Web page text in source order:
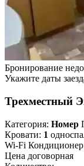
Бронирование
Укажите даты
Трехместный
Категория: Номер
Кровати: 1
Wi-Fi Кондиционер
Цена договорная